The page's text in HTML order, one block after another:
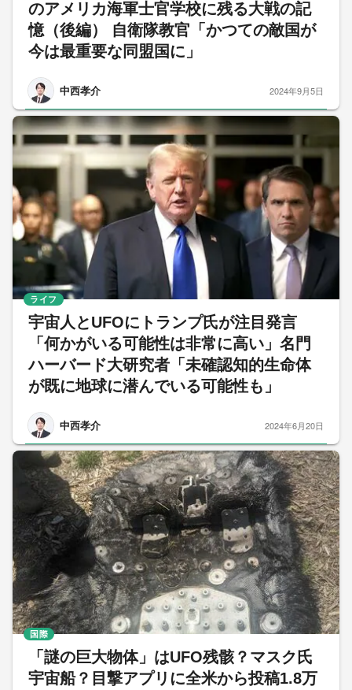
のアメリカ海軍士官学校に残る大戦の記
憶（後編） 自衛隊教官「かつての敵国が
今は最重要な同盟国に」
中西孝介 2024年9月5日
宇宙人とUFOにトランプ氏が注目発言
「何かがいる可能性は非常に高い」名門
ハーバード大研究者「未確認知的生命体
が既に地球に潜んでいる可能性も」
中西孝介
ライフ
2024年6月20日
「謎の巨大物体」はUFO残骸？マスク氏
宇宙船？目撃アプリに全米から投稿1.8万
国際